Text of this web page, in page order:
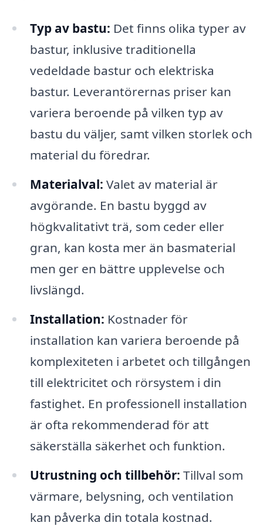
Typ av bastu: Det finns olika typer av
bastur, inklusive traditionella
vedeldade bastur och elektriska
bastur. Leverantörernas priser kan
variera beroende på vilken typ av
bastu du väljer, samt vilken storlek och
material du föredrar.
Materialval: Valet av material är
avgörande. En bastu byggd av
högkvalitativt trä, som ceder eller
gran, kan kosta mer än basmaterial
men ger en bättre upplevelse och
livslängd.
Installation: Kostnader för
installation kan variera beroende på
komplexiteten i arbetet och tillgången
till elektricitet och rörsystem i din
fastighet. En professionell installation
är ofta rekommenderad för att
säkerställa säkerhet och funktion.
Utrustning och tillbehör: Tillval som
värmare, belysning, och ventilation
kan påverka din totala kostnad.